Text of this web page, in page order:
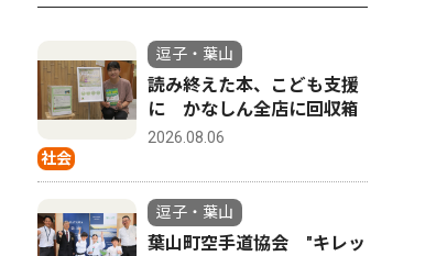
社会
逗子・葉山
読み終えた本、こども支援
に かなしん全店に回収箱
2026.08.06
逗子・葉山
葉山町空手道協会 "キレッ